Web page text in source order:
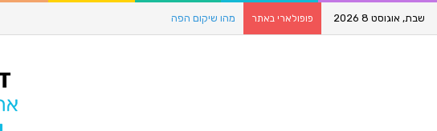
שבת, אוגוסט 8 2026 פופולארי באתר מהו שיקום הפה